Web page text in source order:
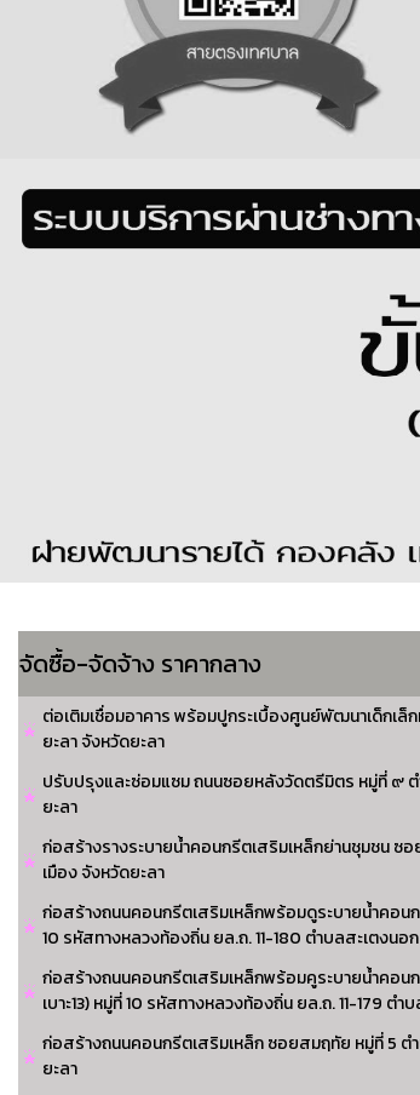
จัดซื้อ-จัดจ้าง ราคากลาง
ต่อเติมเชื่อมอาคาร พร้อมปูกระเบื้องศูนย์พัฒนาเด็กเล็
ยะลา จังหวัดยะลา
ปรับปรุงและซ่อมแซม ถนนซอยหลังวัดตรีมิตร หมู่ที่ ๙ ต
ยะลา
ก่อสร้างรางระบายน้ำคอนกรีตเสริมเหล็กย่านชุมชน ซ
เมือง จังหวัดยะลา
ก่อสร้างถนนคอนกรีตเสริมเหล็กพร้อมดูระบายน้ำคอนก
10 รหัสทางหลวงท้องถิ่น ยล.ถ. 11-180 ตำบลสะเตงนอ
ก่อสร้างถนนคอนกรีตเสริมเหล็กพร้อมคูระบายน้ำคอ
เบาะ13) หมู่ที่ 10 รหัสทางหลวงท้องถิ่น ยล.ถ. 11-179 ต
ก่อสร้างถนนคอนกรีตเสริมเหล็ก ซอยสมฤทัย หมู่ที่ 5 ต
ยะลา